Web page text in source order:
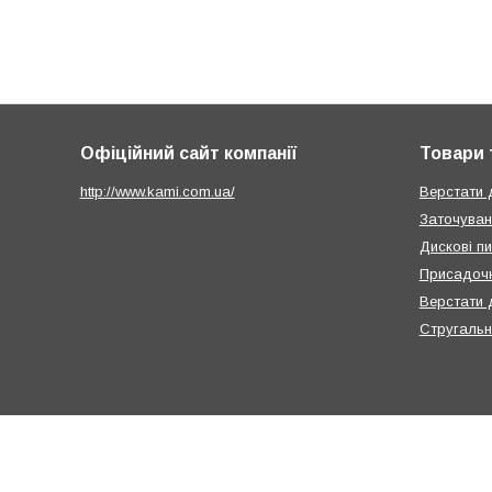
Офіційний сайт компанії
http://www.kami.com.ua/
Товари
Верстати
Дискові
Верстати